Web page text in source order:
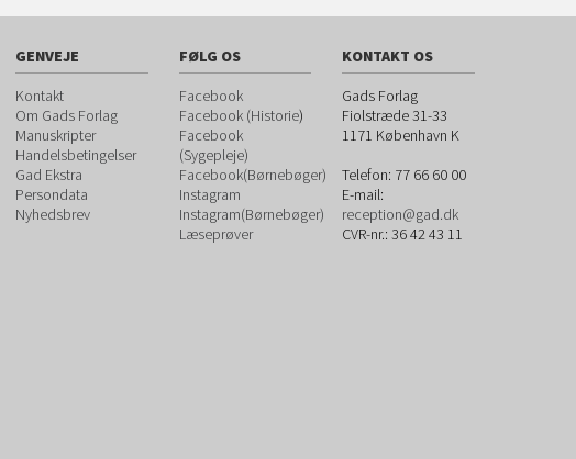
GENVEJE
Kontakt
Om Gads Forlag
Manuskripter
Handelsbetingelser
Gad Ekstra
Persondata
Nyhedsbrev
FØLG OS
Facebook
Facebook (Historie)
Facebook
(Sygepleje)
Facebook(Børnebøger)
Instagram
Instagram(Børnebøger)
Læseprøver
KONTAKT OS
Gads Forlag
Fiolstræde 31-33
1171 København K
Telefon: 77 66 60 00
E-mail:
reception@gad.dk
CVR-nr.: 36 42 43 11